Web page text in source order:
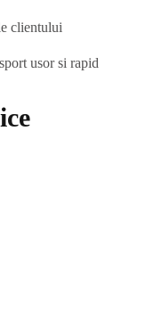
clientului
usor si rapid